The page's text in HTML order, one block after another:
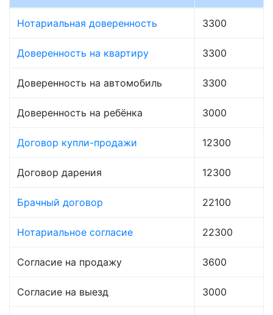
Нотариальная доверенность 3300
Доверенность на квартиру 3300
Доверенность на автомобиль 3300
Доверенность на ребёнка 3000
Договор купли-продажи 12300
Договор дарения 12300
Брачный договор 22100
Нотариальное согласие 22300
Согласие на продажу 3600
Согласие на выезд 3000